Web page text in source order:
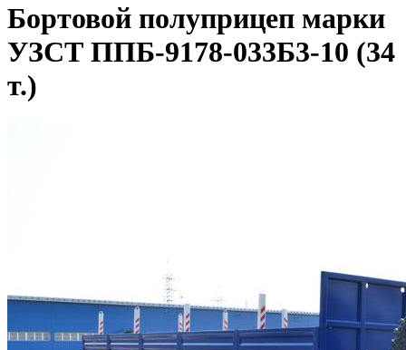
Бортовой полуприцеп марки
УЗСТ ППБ-9178-033Б3-10 (34
т.)